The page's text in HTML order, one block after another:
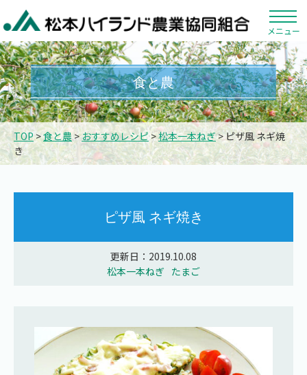
メニュー
食と農
TOP>食と農>おすすめレシピ>松本一本ねぎ> ピザ風 ネギ焼
き
ピザ風 ネギ焼き
更新日：2019.10.08
松本一本ねぎ たまご